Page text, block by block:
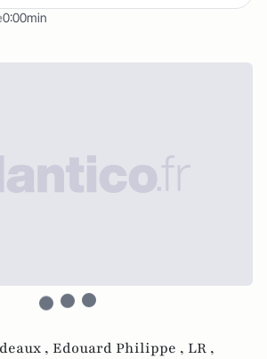
0:00min
, Edouard Philippe , LR ,